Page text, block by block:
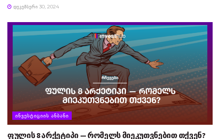
ᲓᲔᲙᲔᲛᲑᲔᲠᲘ 30, 2024
ᲘᲜᲕᲔᲡᲢᲘᲪᲘᲘᲡ ᲐᲜᲑᲐᲜᲘ
ფულის 8 არქეტიპი — რომელს მიეკუთვნებით თქვენ?